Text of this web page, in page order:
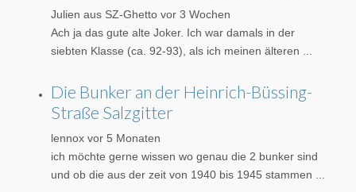
Julien aus SZ-Ghetto vor 3 Wochen
Ach ja das gute alte Joker. Ich war damals in der
siebten Klasse (ca. 92-93), als ich meinen älteren ...
Die Bunker an der Heinrich-Büssing-
Straße Salzgitter
lennox vor 5 Monaten
ich möchte gerne wissen wo genau die 2 bunker sind
und ob die aus der zeit von 1940 bis 1945 stammen ...